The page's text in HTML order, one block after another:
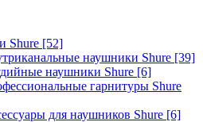
Shure [52]
наушники Shure [39]
наушники Shure [6]
гарнитуры Shure
для наушников Shure [6]